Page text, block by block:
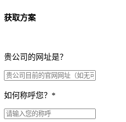
获取方案
贵公司的网址是？
如何称呼您？ *